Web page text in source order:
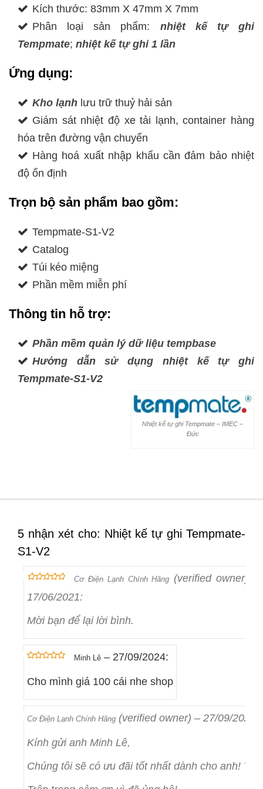
Kích thước: 83mm X 47mm X 7mm
Phân loại sản phẩm: nhiệt kế tự ghi
Tempmate; nhiệt kế tự ghi 1 lần
Ứng dụng:
Kho lạnh lưu trữ thuỷ hải sản
Giám sát nhiệt độ xe tải lạnh, container hàng
hóa trên đường vận chuyển
Hàng hoá xuất nhập khẩu cần đảm bảo nhiệt
độ ổn định
Trọn bộ sản phẩm bao gồm:
Tempmate-S1-V2
Catalog
Túi kéo miệng
Phần mềm miễn phí
Thông tin hỗ trợ:
Phần mềm quản lý dữ liệu tempbase
Hướng dẫn sử dụng nhiệt kế tự ghi
Tempmate-S1-V2
Nhiệt kế tự ghi Tempmate – IMEC –
Đức
5 nhận xét cho: Nhiệt kế tự ghi Tempmate-
S1-V2
Cơ Điện Lạnh Chính Hãng (verified owner)
17/06/2021:
Mời bạn để lại lời bình.
Minh Lê – 27/09/2024:
Cho mình giá 100 cái nhe shop
Cơ Điện Lạnh Chính Hãng (verified owner) – 27/09/2024
Kính gửi anh Minh Lê,
Chúng tôi sẽ có ưu đãi tốt nhất dành cho anh!